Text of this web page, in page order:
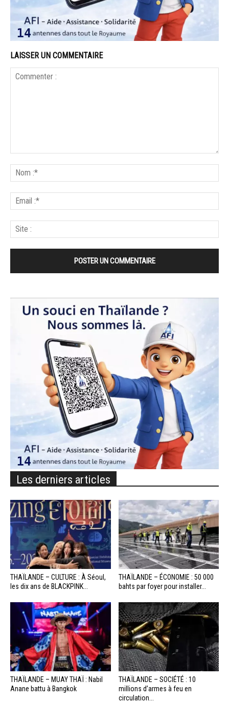
LAISSER UN COMMENTAIRE
Les derniers articles
THAÏLANDE – CULTURE : À Séoul,
les dix ans de BLACKPINK...
THAÏLANDE – ÉCONOMIE : 50 000
bahts par foyer pour installer...
THAÏLANDE – MUAY THAÏ : Nabil
Anane battu à Bangkok
THAÏLANDE – SOCIÉTÉ : 10
millions d’armes à feu en
circulation...